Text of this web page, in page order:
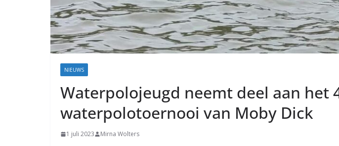
NIEUWS
Waterpolojeugd neemt deel aan het
waterpolotoernooi van Moby Dick
1 juli 2023 Mirna Wolters